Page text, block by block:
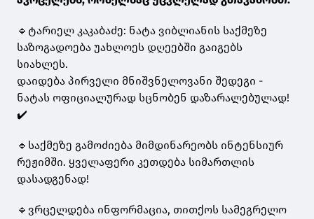
🔹ტარიელ კაკაბაძე: ნატა ვიბლიანის საქმეზე
საზოგადოება უახლოეს დღეებში გაიგებს
სიახლეს.
დაიდება პირველი მნიშვნელოვანი შედეგი -
ნატას ოფიციალურად სცნობენ დაზარალებულად!
✔️
🔹საქმეზე გამოძიება მიმდინარეობს ინტენსიურ
რეჟიმში. ყველაფერი კეთდება სიმართლის
დასადგენად!
🔹ვრცელდება ინფორმაცია, თითქოს სამეგრელო